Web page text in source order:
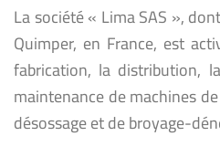
La société « Lima SAS »,
Quimper, en France, est
fabrication, la distribution,
maintenance de machines
désossage et de broyage-